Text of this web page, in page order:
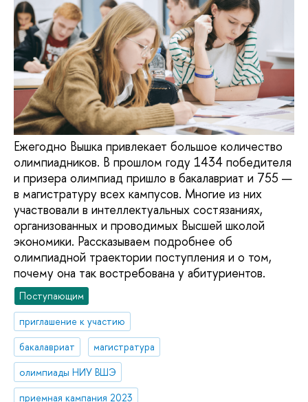
Ежегодно Вышка привлекает большое количество
олимпиадников. В прошлом году 1434 победителя
и призера олимпиад пришло в бакалавриат и 755 —
в магистратуру всех кампусов. Многие из них
участвовали в интеллектуальных состязаниях,
организованных и проводимых Высшей школой
экономики. Рассказываем подробнее об
олимпиадной траектории поступления и о том,
почему она так востребована у абитуриентов.
Поступающим
приглашение к участию
бакалавриат
магистратура
олимпиады НИУ ВШЭ
приемная кампания 2023